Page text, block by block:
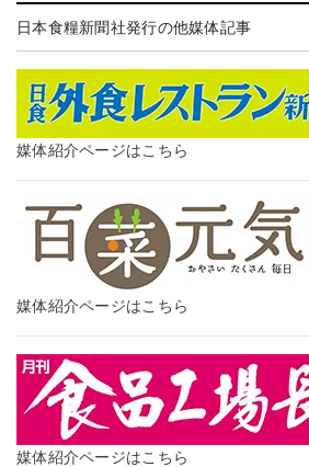
日本食糧新聞社発行の他媒体記事
媒体紹介ページはこちら
媒体紹介ページはこちら
媒体紹介ページはこちら